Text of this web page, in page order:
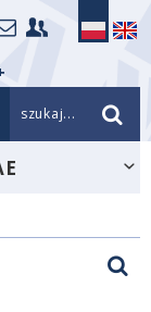
szukaj...